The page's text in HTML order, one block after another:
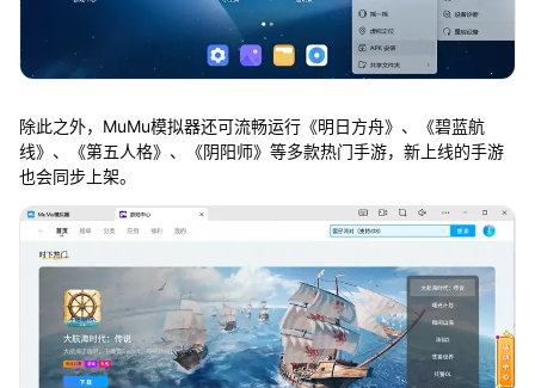
除此之外，MuMu模拟器还可流畅运行《明日方舟》、《碧蓝航
线》、《第五人格》、《阴阳师》等多款热门手游，新上线的手游
也会同步上架。